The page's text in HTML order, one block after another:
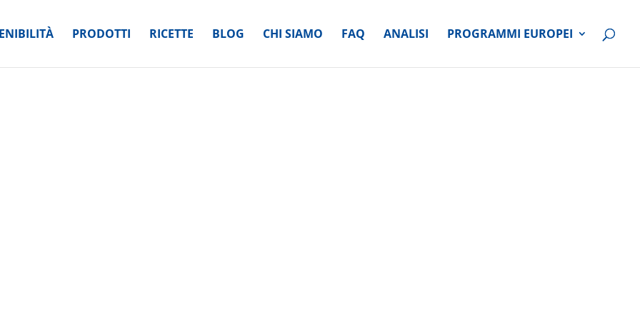
PRODOTTI RICETTE BLOG CHI SIAMO FAQ ANALISI PROGRAMMI EUROPEI